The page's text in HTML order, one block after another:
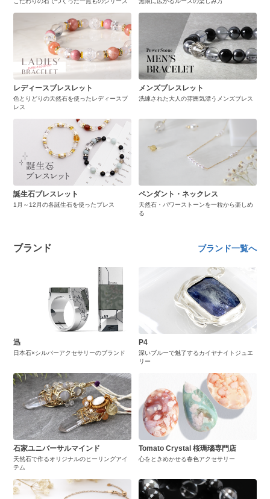
レディースブレスレット
色とりどりの天然石を使ったレディースブ
レス
メンズブレスレット
洗練された大人の雰囲気漂うメンズブレス
誕生石ブレスレット
1月～12月の各誕生石を使ったブレス
ペンダント・ネックレス
天然石・パワーストーンを一粒から楽しめ
る
ブランド ブランド一覧へ
迅
日本石×シルバーアクセサリーのブランド
P4
深いブルーで魅了するカイヤナイトジュエ
リー
石家ユニバーサルマインド
天然石で作るオリジナルのヒーリングアイ
テム
Tomato Crystal 桜瑪瑙専門店
心をときめかせる春色アクセサリー